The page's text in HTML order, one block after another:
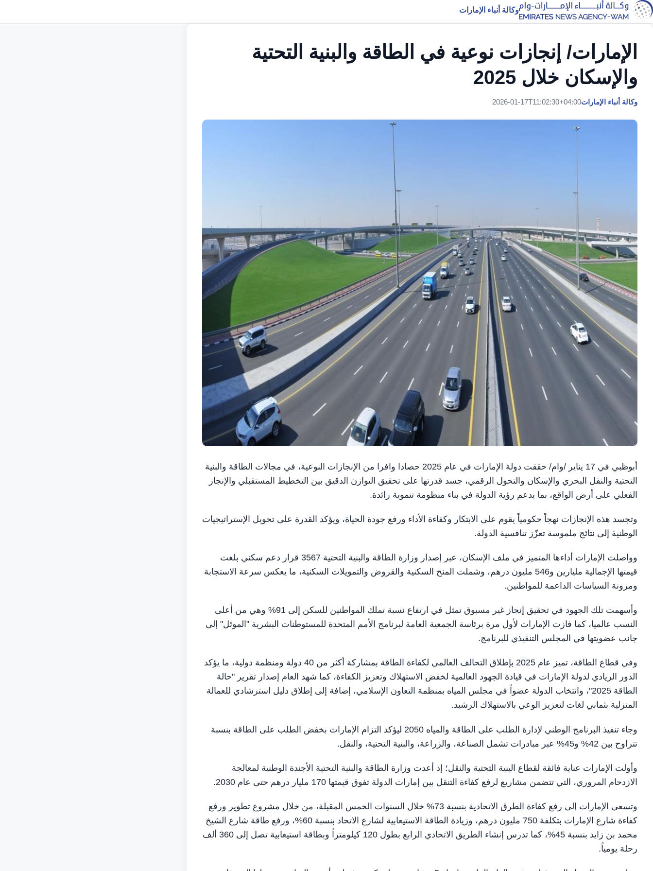
وكالة أنباء الإمارات
الإمارات/ إنجازات نوعية في الطاقة والبنية التحتية
والإسكان خلال 2025
وكالة أنباء الإمارات2026-01-17T11:02:30+04:00
أبوظبي في 17 يناير /وام/ حققت دولة الإمارات في عام 2025 حصادا وافرا من الإنجازات النوعية، في مجالات الطاقة والبنية
التحتية والنقل البحري والإسكان والتحول الرقمي، جسد قدرتها على تحقيق التوازن الدقيق بين التخطيط المستقبلي والإنجاز
الفعلي على أرض الواقع، بما يدعم رؤية الدولة في بناء منظومة تنموية رائدة.
وتجسد هذه الإنجازات نهجاً حكومياً يقوم على الابتكار وكفاءة الأداء ورفع جودة الحياة، ويؤكد القدرة على تحويل الإستراتيجيات
الوطنية إلى نتائج ملموسة تعزّز تنافسية الدولة.
وواصلت الإمارات أداءها المتميز في ملف الإسكان، عبر إصدار وزارة الطاقة والبنية التحتية 3567 قرار دعم سكني بلغت
قيمتها الإجمالية مليارين و546 مليون درهم، وشملت المنح السكنية والقروض والتمويلات السكنية، ما يعكس سرعة الاستجابة
ومرونة السياسات الداعمة للمواطنين.
وأسهمت تلك الجهود في تحقيق إنجاز غير مسبوق تمثل في ارتفاع نسبة تملك المواطنين للسكن إلى 91% وهي من أعلى
النسب عالميا، كما فازت الإمارات لأول مرة برئاسة الجمعية العامة لبرنامج الأمم المتحدة للمستوطنات البشرية "الموئل" إلى
جانب عضويتها في المجلس التنفيذي للبرنامج.
وفي قطاع الطاقة، تميز عام 2025 بإطلاق التحالف العالمي لكفاءة الطاقة بمشاركة أكثر من 40 دولة ومنظمة دولية، ما يؤكد
الدور الريادي لدولة الإمارات في قيادة الجهود العالمية لخفض الاستهلاك وتعزيز الكفاءة، كما شهد العام إصدار تقرير "حالة
الطاقة 2025"، وانتخاب الدولة عضواً في مجلس المياه بمنظمة التعاون الإسلامي، إضافة إلى إطلاق دليل استرشادي للعمالة
المنزلية بثماني لغات لتعزيز الوعي بالاستهلاك الرشيد.
وجاء تنفيذ البرنامج الوطني لإدارة الطلب على الطاقة والمياه 2050 ليؤكد التزام الإمارات بخفض الطلب على الطاقة بنسبة
تتراوح بين 42% و45% عبر مبادرات تشمل الصناعة، والزراعة، والبنية التحتية، والنقل.
وأولت الإمارات عناية فائقة لقطاع البنية التحتية والنقل؛ إذ أعدت وزارة الطاقة والبنية التحتية الأجندة الوطنية لمعالجة
الازدحام المروري، التي تتضمن مشاريع لرفع كفاءة التنقل بين إمارات الدولة تفوق قيمتها 170 مليار درهم حتى عام 2030.
وتسعى الإمارات إلى رفع كفاءة الطرق الاتحادية بنسبة 73% خلال السنوات الخمس المقبلة، من خلال مشروع تطوير ورفع
كفاءة شارع الإمارات بتكلفة 750 مليون درهم، وزيادة الطاقة الاستيعابية لشارع الاتحاد بنسبة 60%، ورفع طاقة شارع الشيخ
محمد بن زايد بنسبة 45%، كما تدرس إنشاء الطريق الاتحادي الرابع بطول 120 كيلومتراً وبطاقة استيعابية تصل إلى 360 ألف
رحلة يومياً.